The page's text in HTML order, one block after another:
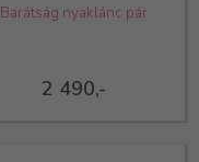
2 490,-
Barátság nyaklánc pár